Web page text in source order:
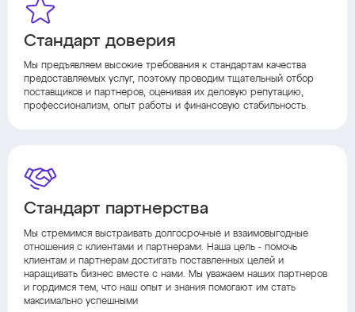
Стандарт доверия
Мы предъявляем высокие требования к стандартам качества
предоставляемых услуг, поэтому проводим тщательный отбор
поставщиков и партнеров, оценивая их деловую репутацию,
профессионализм, опыт работы и финансовую стабильность.
Стандарт партнерства
Мы стремимся выстраивать долгосрочные и взаимовыгодные
отношения с клиентами и партнерами. Наша цель - помочь
клиентам и партнерам достигать поставленных целей и
наращивать бизнес вместе с нами. Мы уважаем наших партнеров
и гордимся тем, что наш опыт и знания помогают им стать
максимально успешными